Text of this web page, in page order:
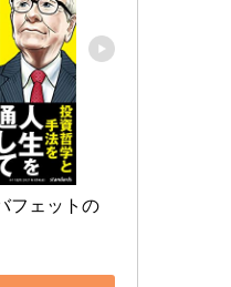
フェットの